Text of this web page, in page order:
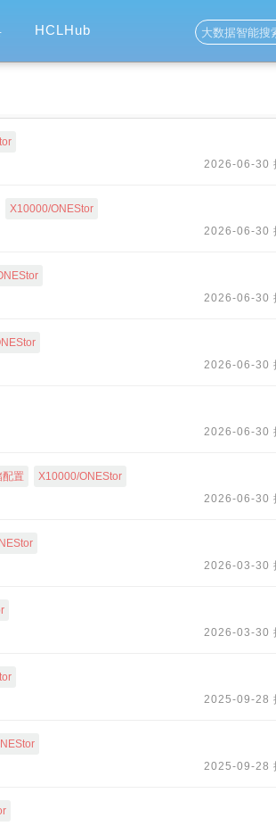
HCLHub
2026-06-30
X10000/ONEStor
2026-06-30
2026-06-30
2026-06-30
2026-06-30
配置 X10000/ONEStor
2026-06-30
2026-03-30
2026-03-30
2025-09-28
2025-09-28